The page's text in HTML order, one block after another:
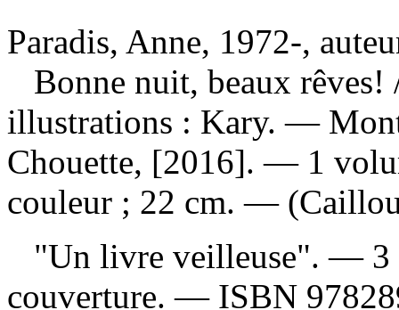
Paradis, Anne, 1972-,
Bonne nuit, beaux rêves!
illustrations : Kary. —
Chouette, [2016]. — 1
couleur ; 22 cm. —
"Un livre veilleuse". — 3
couverture. — ISBN